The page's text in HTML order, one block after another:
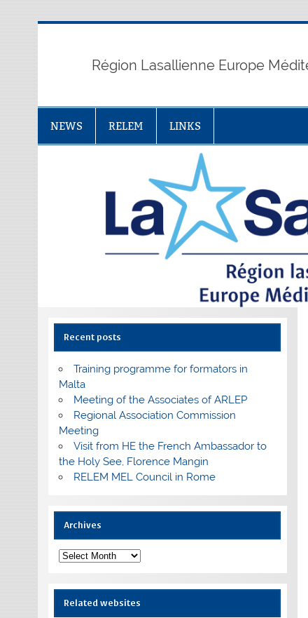
Région Lasallienne Europe
NEWS RELEM LINKS
Recent posts
Training programme for formators in
Malta
Meeting of the Associates of ARLEP
Regional Association Commission
Meeting
Visit from HE the French Ambassador to
the Holy See, Florence Mangin
RELEM MEL Council in Rome
Archives
Archives
Related websites